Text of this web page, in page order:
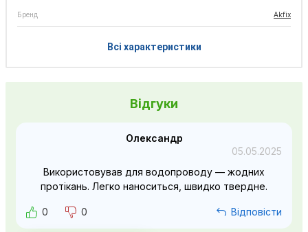
Бренд Akfix
Всі характеристики
Відгуки
Олександр
05.05.2025
Використовував для водопроводу — жодних
протікань. Легко наноситься, швидко твердне.
0 0 Відповісти